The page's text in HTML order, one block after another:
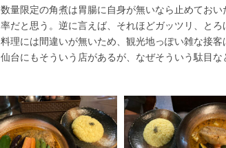
数量限定の角煮は胃腸に自身が無いなら止めてお
率だと思う。逆に言えば、それほどガッツリ、とろ
料理には間違いが無いため、観光地っぽい雑な接客
仙台にもそういう店があるが、なぜそういう駄目な